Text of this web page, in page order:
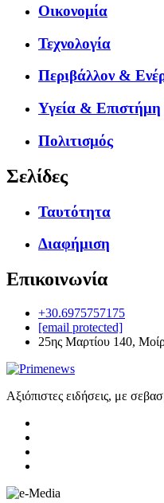
Οικονομία
Τεχνολογία
Περιβάλλον &
Υγεία & Επιστήμη
Πολιτισμός
Σελίδες
Ταυτότητα
Διαφήμιση
Επικοινωνία
+30.6975757175
[email protected]
25ης Μαρτίου 140,
Αξιόπιστες ειδήσεις, με